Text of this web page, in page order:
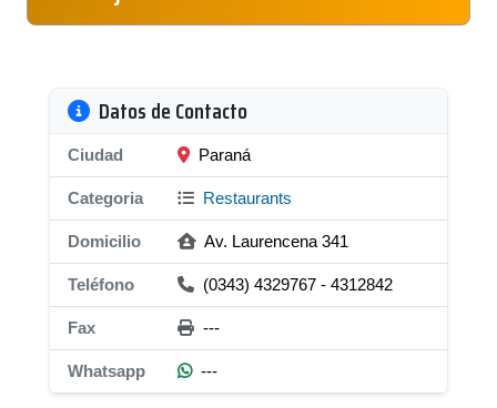
Datos de Contacto
Ciudad Paraná
Categoria Restaurants
Domicilio Av. Laurencena 341
Teléfono (0343) 4329767 - 4312842
Fax ---
Whatsapp ---